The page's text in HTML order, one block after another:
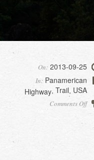
On: 2013-09-25
In: Panamerican
Highway Trail USA
Comments Offon